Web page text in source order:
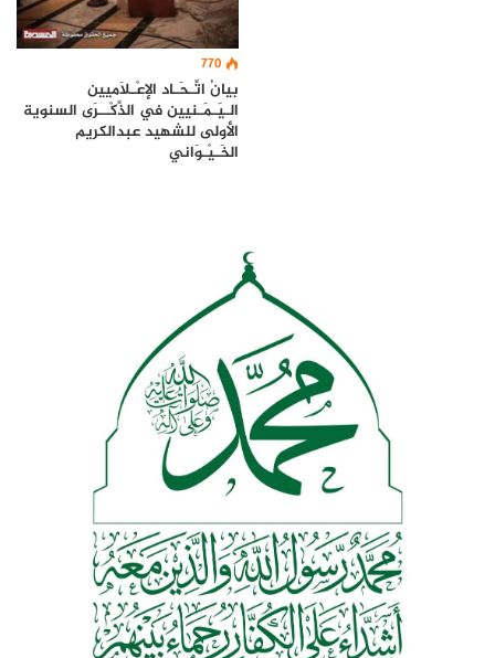
770
بيانُ اتِّـحَـاد الإعْـلَاميين
الـيَـمَـنيين في الذِّكْــرَى السنوية
الأولى للشهيد عبدالكريم
الخَـيْـوَاني